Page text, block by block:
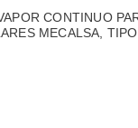
CONTINUO
MECALSA,